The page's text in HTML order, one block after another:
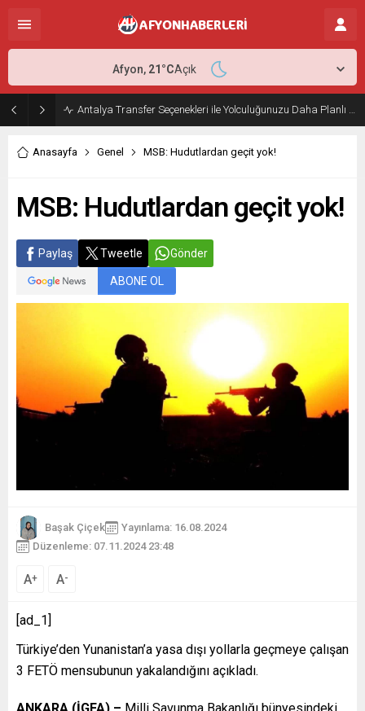
Antalya Transfer Seçenekleri ile Yolculuğunuzu Daha Planlı Hale Getirin
Afyon, 21°CAçık
Anasayfa Genel MSB: Hudutlardan geçit yok!
MSB: Hudutlardan geçit yok!
Paylaş Tweetle Gönder
ABONE OL
Başak Çiçek
Yayınlama: 16.08.2024
Düzenleme: 07.11.2024 23:48
A+ A-
[ad_1]
Türkiye’den Yunanistan’a yasa dışı yollarla geçmeye çalışan
3 FETÖ mensubunun yakalandığını açıkladı.
ANKARA (İGFA) – Milli Savunma Bakanlığı bünyesindeki